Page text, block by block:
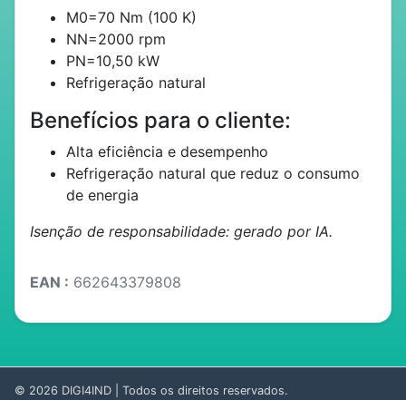
M0=70 Nm (100 K)
NN=2000 rpm
PN=10,50 kW
Refrigeração natural
Benefícios para o cliente:
Alta eficiência e desempenho
Refrigeração natural que reduz o consumo
de energia
Isenção de responsabilidade: gerado por IA.
EAN : 662643379808
© 2026 DIGI4IND | Todos os direitos reservados.